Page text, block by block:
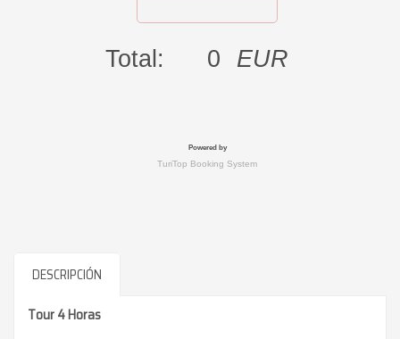
DESCRIPCIÓN
Tour 4 Horas